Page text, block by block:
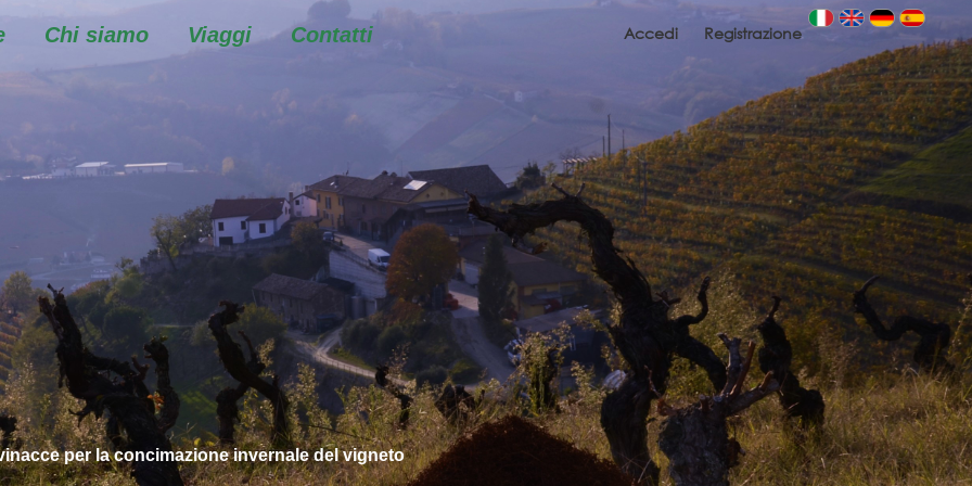
Chi siamo Viaggi Contatti
per la concimazione invernale del vigneto
Accedi Registrazione